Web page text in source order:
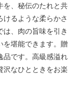
を、秘伝のたれと共
けるような柔らかさ
は、肉の旨味を引き
を堪能できます。贈
品です。高級感溢れ
沢なひとときをお楽